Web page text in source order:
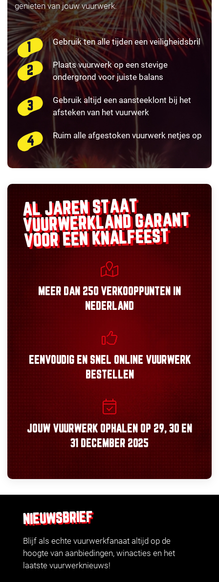
genieten van jouw vuurwerk.
Gebruik ten alle tijden een veiligheidsbril
Plaats vuurwerk op een stevige
ondergrond voor juiste balans
Gebruik altijd een aansteeklont bij het
afsteken van het vuurwerk
Ruim alle afgestoken vuurwerk netjes op
AL JAREN STAAT
VUURWERKLANDGARANT
VOOR EEN KNALFEEST
MEER DAN 250 VERKOOPPUNTEN
IN
NEDERLAND
EENVOUDIGEN SNEL ONLINE VUURWERK
BESTELLEN
JOUW VUURWERK OPHALEN OP 29, 30 EN
31 DECEMBER 2025
NIEUWSBRIEF
Blijf als echte vuurwerkfanaat altijd op de
hoogte van aanbiedingen, winacties en het
laatste vuurwerknieuws!